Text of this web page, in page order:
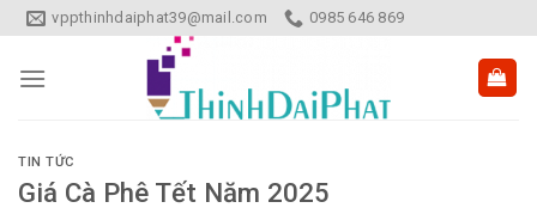
Skip
to
content
vppthinhdaiphat39@mail.com 0985 646 869
TIN TỨC
Giá Cà Phê Tết Năm 2025